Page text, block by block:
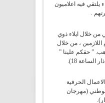
7و30) لقاء يلتقي فيه اعلاميون
.
من خلال ايلاء ذوي
اللازمين ، من خلال
” حقكم علينا ”
الحرفية
الوطني (مهرجان